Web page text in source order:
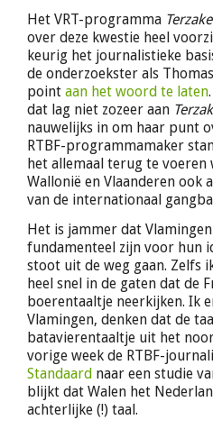
Het VRT-programma Terzake
over deze kwestie heel
keurig het journalistieke
de onderzoekster als
point aan het woord te laten
dat lag niet zozeer aan
nauwelijks in om haar punt
RTBF-programmamaker
het allemaal terug te voeren
Wallonië en Vlaanderen ook
van de internationaal
Het is jammer dat
fundamenteel zijn voor hun
stoot uit de weg gaan. Zelfs
heel snel in de gaten dat de
boerentaaltje neerkijken. Ik
Vlamingen, denken dat de
batavierentaaltje uit het
vorige week de RTBF-
Standaard naar een studie
blijkt dat Walen het
achterlijke (!) taal.